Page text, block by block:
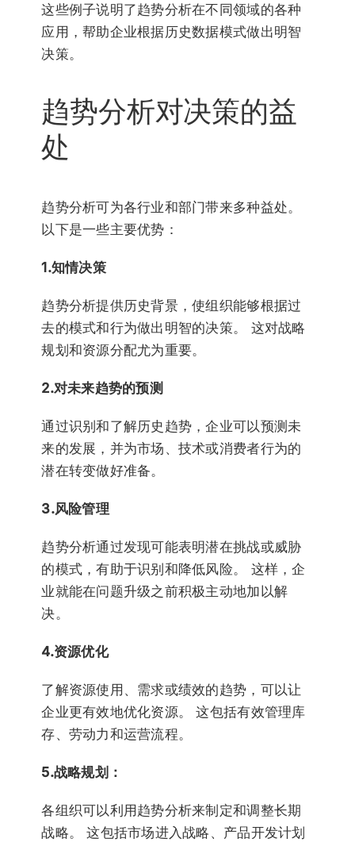
这些例子说明了趋势分析在不同领域的各种
应用，帮助企业根据历史数据模式做出明智
决策。
趋势分析对决策的益
处
趋势分析可为各行业和部门带来多种益处。
以下是一些主要优势：
1.知情决策
趋势分析提供历史背景，使组织能够根据过
去的模式和行为做出明智的决策。 这对战略
规划和资源分配尤为重要。
2.对未来趋势的预测
通过识别和了解历史趋势，企业可以预测未
来的发展，并为市场、技术或消费者行为的
潜在转变做好准备。
3.风险管理
趋势分析通过发现可能表明潜在挑战或威胁
的模式，有助于识别和降低风险。 这样，企
业就能在问题升级之前积极主动地加以解
决。
4.资源优化
了解资源使用、需求或绩效的趋势，可以让
企业更有效地优化资源。 这包括有效管理库
存、劳动力和运营流程。
5.战略规划：
各组织可以利用趋势分析来制定和调整长期
战略。 这包括市场进入战略、产品开发计划